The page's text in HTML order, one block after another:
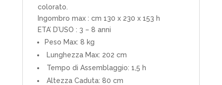
colorato.
Ingombro max : cm 130 x 230 x 153 h
ETA’ D’USO : 3 – 8 anni
Peso Max: 8 kg
Lunghezza Max: 202 cm
Tempo di Assemblaggio: 1,5 h
Altezza Caduta: 80 cm